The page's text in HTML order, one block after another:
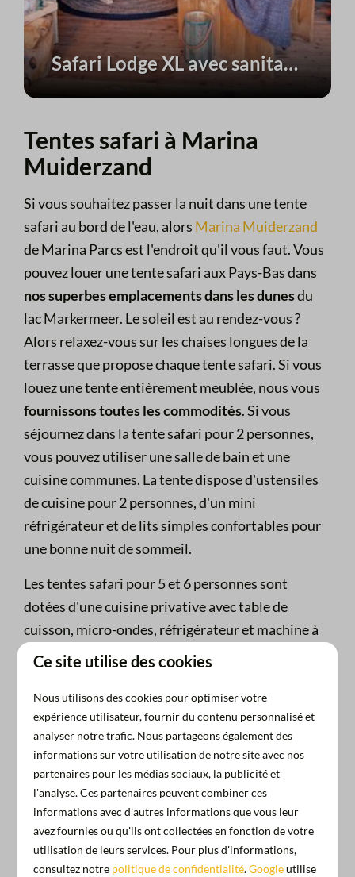
Safari Lodge XL avec sanitaires privés | 6 personnes
Tentes safari à Marina
Muiderzand
Si vous souhaitez passer la nuit dans une tente
safari au bord de l'eau, alors Marina Muiderzand
de Marina Parcs est l'endroit qu'il vous faut. Vous
pouvez louer une tente safari aux Pays-Bas dans
nos superbes emplacements dans les dunesdu
lac Markermeer. Le soleil est au rendez-vous ?
Alors relaxez-vous sur les chaises longues de la
terrasse que propose chaque tente safari. Si vous
louez une tente entièrement meublée, nous vous
fournissons toutes les commodités. Si vous
séjournez dans la tente safari pour 2 personnes,
vous pouvez utiliser une salle de bain et une
cuisine communes. La tente dispose d'ustensiles
de cuisine pour 2 personnes, d'un mini
réfrigérateur et de lits simples confortables pour
une bonne nuit de sommeil.
Les tentes safari pour 5 et 6 personnes sont
dotées d'une cuisine privative avec table de
cuisson, micro-ondes, réfrigérateur et machine à
café, ainsi que d'une
salle de bain moderne avec
vous pourrez facilement avoir une température
agréable dans votre tente safari aux Pays-Bas
sans mettre le chauffage. La robuste maison en
bois des dunes peut accueillir 4 personnes et
propose les mêmes équipements que les grandes
tentes safari. Profitez de diverses installations
luxueuses et confortables tout en appréciant
votre séjour en camping auson apaisant du
Ce site utilise des cookies
Nous utilisons des cookies pour optimiser votre
expérience utilisateur, fournir du contenu personnalisé et
analyser notre trafic. Nous partageons également des
informations sur votre utilisation de notre site avec nos
partenaires pour les médias sociaux, la publicité et
l'analyse. Ces partenaires peuvent combiner ces
informations avec d'autres informations que vous leur
avez fournies ou qu'ils ont collectées en fonction de votre
utilisation de leurs services. Pour plus d'informations,
consultez notre politique de confidentialité.Googleutilise